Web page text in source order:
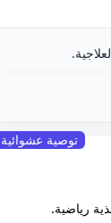
توصية عشوائية
رياضية.